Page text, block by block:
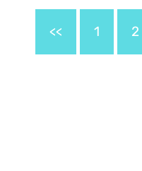
<< 1 2